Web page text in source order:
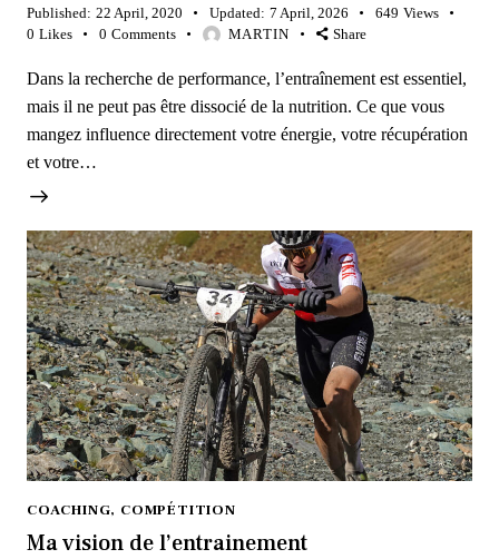
Published: 22 April, 2020 Updated: 7 April, 2026 649 Views
0 Likes 0 Comments MARTIN Share
Dans la recherche de performance, l’entraînement est essentiel,
mais il ne peut pas être dissocié de la nutrition. Ce que vous
mangez influence directement votre énergie, votre récupération
et votre…
COACHING, COMPÉTITION
Ma vision de l’entrainement